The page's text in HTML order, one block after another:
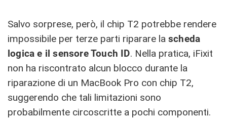
Salvo sorprese, però, il chip T2 potrebbe rendere
impossibile per terze parti riparare la scheda
logica e il sensore Touch ID. Nella pratica, iFixit
non ha riscontrato alcun blocco durante la
riparazione di un MacBook Pro con chip T2,
suggerendo che tali limitazioni sono
probabilmente circoscritte a pochi componenti.